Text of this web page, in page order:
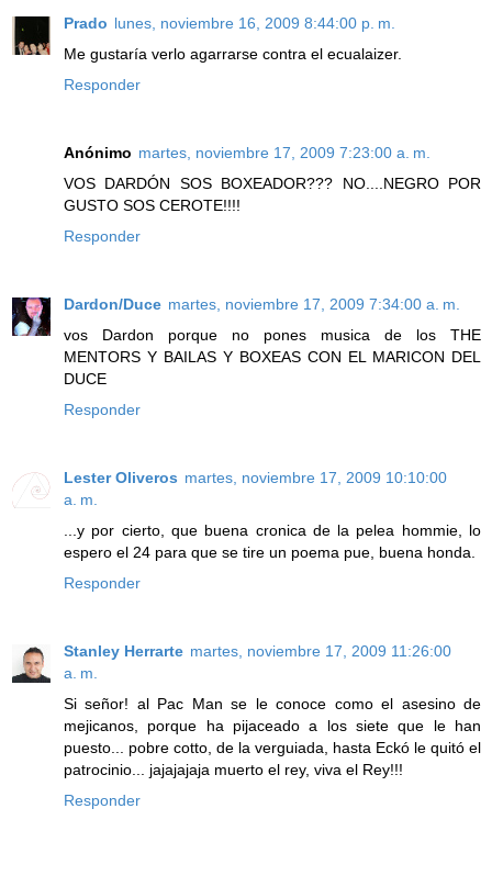
Prado lunes, noviembre 16, 2009 8:44:00 p. m.
Me gustaría verlo agarrarse contra el ecualaizer.
Responder
Anónimo martes, noviembre 17, 2009 7:23:00 a. m.
VOS DARDÓN SOS BOXEADOR??? NO....NEGRO POR
GUSTO SOS CEROTE!!!!
Responder
Dardon/Duce martes, noviembre 17, 2009 7:34:00 a. m.
vos Dardon porque no pones musica de los THE
MENTORS Y BAILAS Y BOXEAS CON EL MARICON DEL
DUCE
Responder
Lester Oliveros martes, noviembre 17, 2009 10:10:00
a. m.
...y por cierto, que buena cronica de la pelea hommie, lo
espero el 24 para que se tire un poema pue, buena honda.
Responder
Stanley Herrarte martes, noviembre 17, 2009 11:26:00
a. m.
Si señor! al Pac Man se le conoce como el asesino de
mejicanos, porque ha pijaceado a los siete que le han
puesto... pobre cotto, de la verguiada, hasta Eckó le quitó el
patrocinio... jajajajaja muerto el rey, viva el Rey!!!
Responder